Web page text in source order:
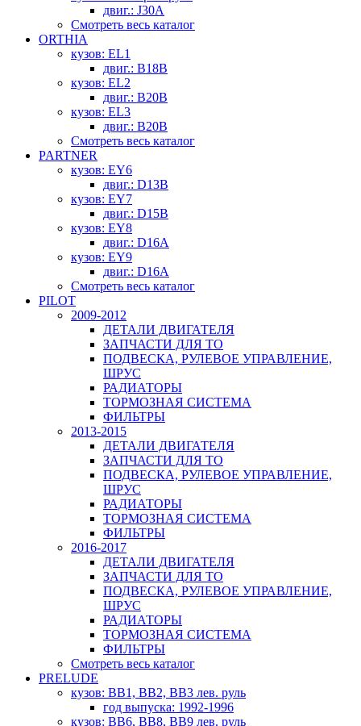
двиг.: J30A
Смотреть весь каталог
ORTHIA
кузов: EL1
двиг.: B18B
кузов: EL2
двиг.: B20B
кузов: EL3
двиг.: B20B
Смотреть весь каталог
PARTNER
кузов: EY6
двиг.: D13B
кузов: EY7
двиг.: D15B
кузов: EY8
двиг.: D16A
кузов: EY9
двиг.: D16A
Смотреть весь каталог
PILOT
2009-2012
ДЕТАЛИ ДВИГАТЕЛЯ
ЗАПЧАСТИ ДЛЯ ТО
ПОДВЕСКА, РУЛЕВОЕ УПРАВЛЕНИЕ,
ШРУС
РАДИАТОРЫ
ТОРМОЗНАЯ СИСТЕМА
ФИЛЬТРЫ
2013-2015
ДЕТАЛИ ДВИГАТЕЛЯ
ЗАПЧАСТИ ДЛЯ ТО
ПОДВЕСКА, РУЛЕВОЕ УПРАВЛЕНИЕ,
ШРУС
РАДИАТОРЫ
ТОРМОЗНАЯ СИСТЕМА
ФИЛЬТРЫ
2016-2017
ДЕТАЛИ ДВИГАТЕЛЯ
ЗАПЧАСТИ ДЛЯ ТО
ПОДВЕСКА, РУЛЕВОЕ УПРАВЛЕНИЕ,
ШРУС
РАДИАТОРЫ
ТОРМОЗНАЯ СИСТЕМА
ФИЛЬТРЫ
Смотреть весь каталог
PRELUDE
кузов: BB1, BB2, BB3 лев. руль
год выпуска: 1992-1996
кузов: BB6, BB8, BB9 лев. руль